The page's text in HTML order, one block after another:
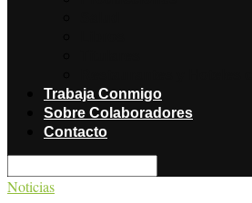
Trabaja Conmigo
Sobre Colaboradores
Contacto
Noticias